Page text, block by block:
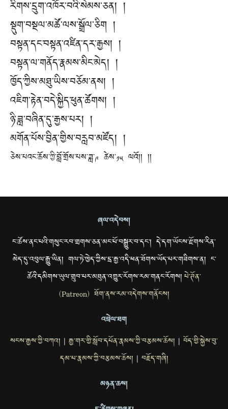
རིགས་དྲུག་འཁོར་བའི་སེམས་ཅན། །
སྡུག་བསྔལ་མཚོ་ལས་སྒྲོལ་ཅིག །
བསྟན་དང་བསྟན་འཛིན་དར་རྒྱས། །
བསྟན་ལ་གནོད་རྣམས་མིང་མེད། །
ཁྱོད་ཀྱིས་མཐུ་ཡིས་བཅོམ་ནས། །
འཇིག་རྟེན་བདེ་སྐྱིད་ཕུན་ཚོགས། །
ཉི་ཟླ་བཞིན་དུ་རྒྱས་པར། །
མགོན་པོས་བྱིན་གྱིས་བརླབ་མཛོད། །
ཅེས་པའང་ཆོས་ཀྱི་བློ་གྲོས་པས་ཟླ་༩ ཚེས་༡༥ ལའོ།། །།
ཞལ་འདེབས།
ང་ཚོས་ནང་པའི་གསུང་རབ་གྲགས་ཅན་མང་པོ་བསྒྱུར་བ་དང་། དེ་དག་ཡོངས་རྫོགས་རིན་
མེད་དུ་འབུལ་རྒྱུ་ཡིན། གལ་ཏེ་ཁྱེད་ཀྱིས་དྲ་རྒྱ་འདི་ཕན་ཐོགས་ཡོད་པར་གཟིགས་ན། ང་
ཚོའི་དམིགས་ཡུལ་གྲུབ་པར་མཐུན་འགྱུར་རོགས་རམ་གནང་རོགས།པེ་ཊོན་
(Patreon) ཐོག་ནས་རམ་འདེགས་གནོངས།
འབྲེལ་ཐག
སངས་རྒྱས་ཀྱི་བཀའ། | རྒྱ་གར་གྱི་སློབ་དཔོན་རྣམས་ཀྱི་བརྩམས་ཆོས། | བོད་གྱི་སྐྱེས་བུ་
དམ་པ་རྣམས་ཀྱི་བརྩམས་ཆོས། | བརྗོད་གཞི།
མཉན་ཆས།